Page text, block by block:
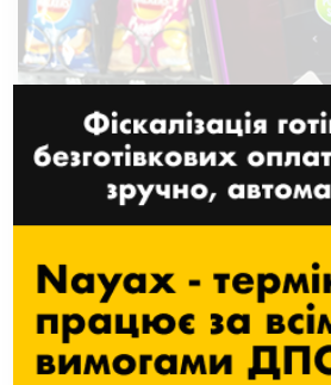
Nayax покращує
пропозицію
забезпечує їм
прибуток і
продажів